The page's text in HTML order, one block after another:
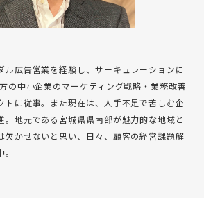
ル広告営業を経験し、サーキュレーションに
の中小企業のマーケティング戦略・業務改善
トに従事。また現在は、人手不足で苦しむ企
。地元である宮城県県南部が魅力的な地域と
欠かせないと思い、日々、顧客の経営課題解